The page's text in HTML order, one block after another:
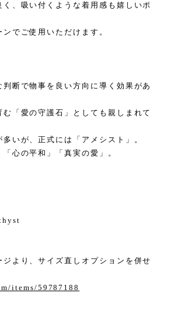
、吸い付くような着用感も嬉しいポ
でご使用いただけます。
断で物事を良い方向に導く効果があ
「愛の守護石」としても親しまれて
いが、正式には「アメシスト」。
心の平和」「真実の愛」。
より、サイズ直しオプションを併せ
items/59787188